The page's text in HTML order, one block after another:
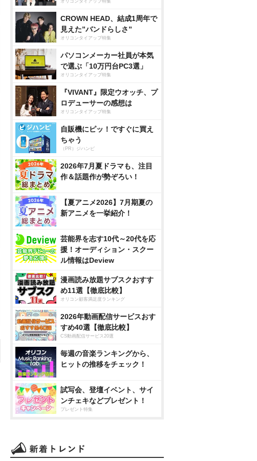
CROWN HEAD、結成1周年で
見えた”バンドらしさ”
オリコンタイアップ特集
パソコンメーカー社員が本気
で選ぶ「10万円台PC3選」
オリコンタイアップ特集
『VIVANT』限定ウオッチ、プ
ロデューサーの感想は
オリコンタイアップ特集
自販機にピッ！ですぐに買え
ちゃう
（PR）ジハンピ
2026年7月夏ドラマも、注目
作＆話題作が勢ぞろい！
【夏アニメ2026】7月期夏の
新アニメを一挙紹介！
芸能界を志す10代～20代を応
援！オーディション・スクー
ル情報はDeview
漫画読み放題サブスクおすす
め11選【徹底比較】
オリコン顧客満足度ランキング
2026年動画配信サービスおす
すめ40選【徹底比較】
CS動画配信サービス20選
毎週の音楽ランキングから、
ヒットの推移をチェック！
試写会、登壇イベント、サイ
ンチェキなどプレゼント！
プレゼント特集